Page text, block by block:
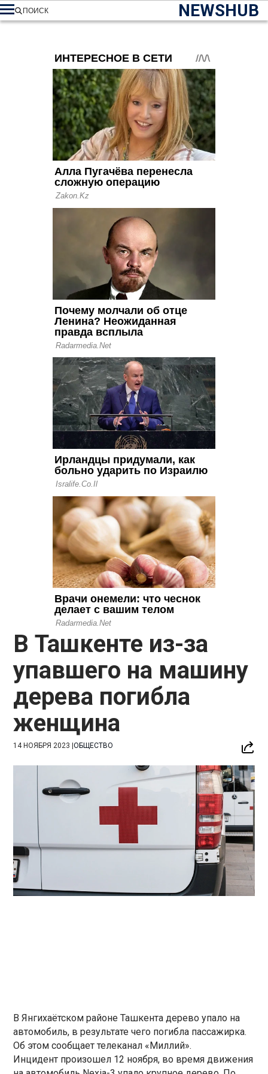
NEWSHUB
ПОИСК
В Ташкенте из-за
упавшего на машину
дерева погибла
женщина
14 НОЯБРЯ 2023 |ОБЩЕСТВО
В Янгихаётском районе Ташкента дерево упало на
автомобиль, в результате чего погибла пассажирка.
Об этом сообщает телеканал «Миллий».
Инцидент произошел 12 ноября, во время движения